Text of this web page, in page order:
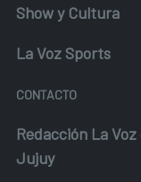
Show y Cultura
La Voz Sports
CONTACTO
Redacción La Voz
Jujuy